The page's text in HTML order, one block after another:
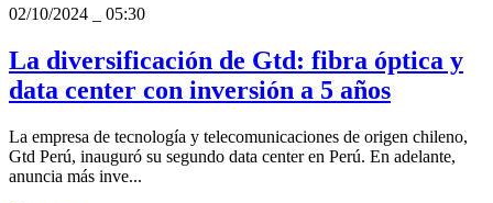
02/10/2024
05:30
La diversificación de Gtd: fibra óptica y
data center con inversión a 5 años
La empresa de tecnología y telecomunicaciones de origen chileno,
Gtd Perú, inauguró su segundo data center en Perú. En adelante,
anuncia más inve...